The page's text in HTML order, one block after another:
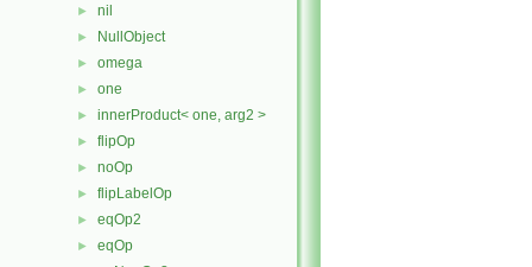
► nil
► NullObject
► omega
► one
► innerProduct< one, arg2 >
► flipOp
► noOp
► flipLabelOp
► eqOp2
► eqOp